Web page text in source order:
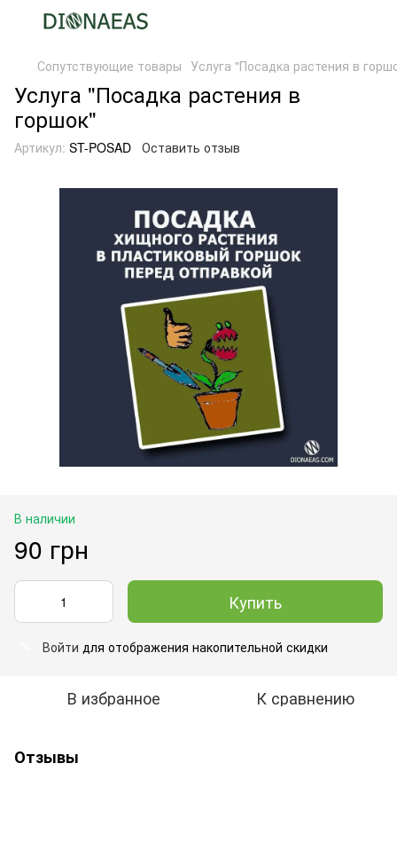
Сопутствующие товары Услуга "Посадка растения в
Услуга "Посадка растения в
горшок"
Артикул: ST-POSAD Оставить отзыв
В наличии
90 грн
Купить
Войти для отображения накопительной скидки
В избранное К сравнению
Отзывы